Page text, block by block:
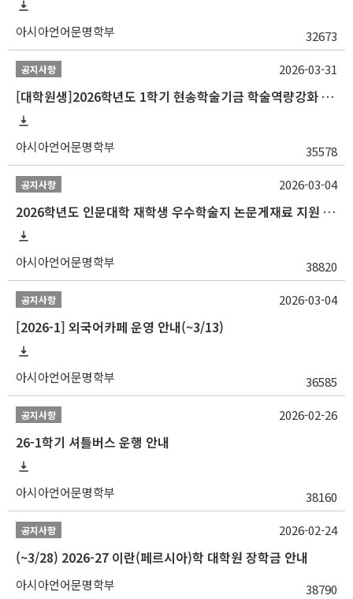
아시아언어문명학부 32673
공지사항
[대학원생]2026학년도 1학기 현송학술기금 학술역량강화 사업 안내
아시아언어문명학부 35578
2026-03-31
공지사항
2026학년도 인문대학 재학생 우수학술지 논문게재료 지원 안내
아시아언어문명학부 38820
2026-03-04
공지사항
[2026-1] 외국어카페 운영 안내(~3/13)
아시아언어문명학부 36585
2026-03-04
공지사항
26-1학기 셔틀버스 운행 안내
아시아언어문명학부 38160
2026-02-26
공지사항
(~3/28) 2026-27 이란(페르시아)학 대학원 장학금 안내
아시아언어문명학부 38790
2026-02-24